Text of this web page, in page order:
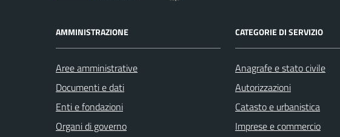
AMMINISTRAZIONE
Aree amministrative
Documenti e dati
Enti e fondazioni
Organi di governo
CATEGORIE DI SERVIZIO
Anagrafe e stato civile
Autorizzazioni
Catasto e urbanistica
Imprese e commercio